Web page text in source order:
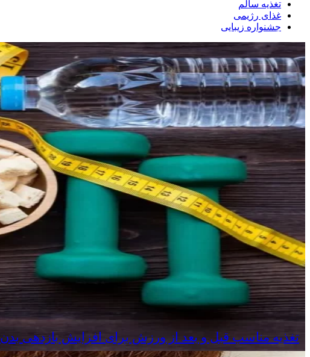
تغذیه سالم
غذای رژیمی
جشنواره زیبایی
تغذیه مناسب قبل و بعد از ورزش برای افزایش بازدهی بدن